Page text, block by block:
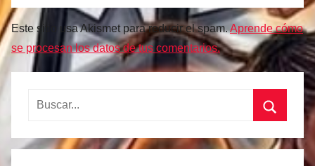
Este sitio usa Akismet para reducir el spam.Aprende cómo
se procesan los datos de tus comentarios.
Buscar: